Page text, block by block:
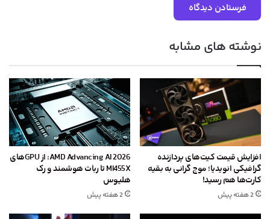
نوشته های مشابه
افزایش قیمت کیت‌های پردازنده
گرافیکی انویدیا؛ موج گرانی به بقیه
کارت‌ها هم رسید!
2 هفته پیش
AMD Advancing AI 2026: از GPU‌های
MI455X تا ربات هوشمند و رک
هلیوس
2 هفته پیش